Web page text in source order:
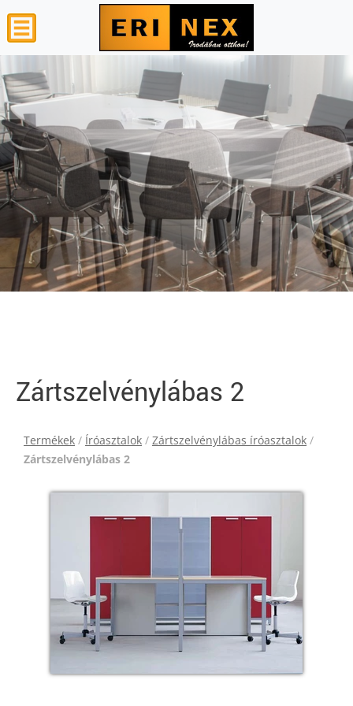
Zártszelvénylábas 2
Termékek / Íróasztalok / Zártszelvénylábas íróasztalok /
Zártszelvénylábas 2